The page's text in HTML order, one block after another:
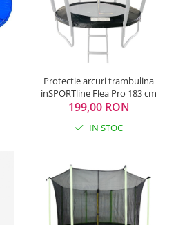
Protectie arcuri trambulina
inSPORTline Flea Pro 183 cm
199,00 RON
IN STOC